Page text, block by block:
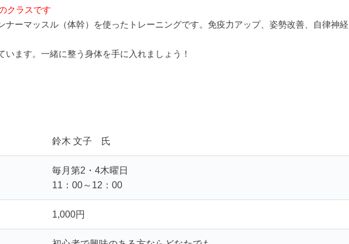
クラスです
ナーマッスル（体幹）を使ったトレーニングです。免疫力アップ、姿勢改善、自律神経
います。一緒に整う身体を手に入れましょう！
鈴木 文子 氏
毎月第2・4木曜日
11：00～12：00
1,000円